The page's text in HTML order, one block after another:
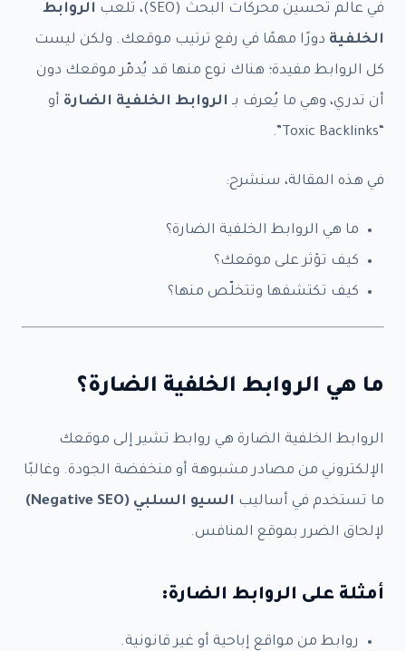
في عالم تحسين محركات البحث (SEO)، تلعب
الروابط
الخلفية دورًا مهمًا في رفع ترتيب موقعك. ولكن ليست
كل الروابط مفيدة؛ هناك نوع منها قد يُدمّر موقعك دون
أن تدري، وهي ما يُعرف بـ الروابط الخلفية الضارة أو
“Toxic Backlinks”.
في هذه المقالة، سنشرح:
ما هي الروابط الخلفية الضارة؟
كيف تؤثر على موقعك؟
كيف تكتشفها وتتخلّص منها؟
ما هي الروابط الخلفية الضارة؟
الروابط الخلفية الضارة هي روابط تشير إلى موقعك
الإلكتروني من مصادر مشبوهة أو منخفضة الجودة. وغالبًا
ما تستخدم في أساليب السيو السلبي (Negative SEO)
لإلحاق الضرر بموقع المنافس.
أمثلة على الروابط الضارة:
روابط من مواقع إباحية أو غير قانونية.